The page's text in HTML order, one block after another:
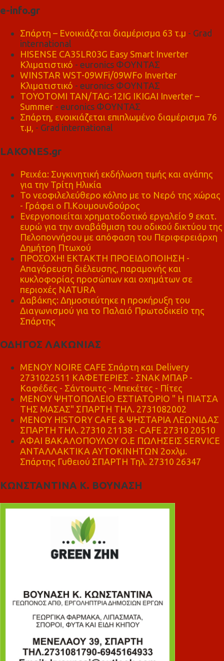
e-info.gr
Σπάρτη – Ενοικιάζεται διαμέρισμα 63 τ.μ - Grad
international
HISENSE CA35LR03G Easy Smart Inverter
Κλιματιστικό - euronics ΦΟΥΝΤΑΣ
WINSTAR WST-09WFi/09WFo Inverter
Κλιματιστικό - euronics ΦΟΥΝΤΑΣ
TOYOTOMI TAN/TAG-12IG IKIGAI Inverter –
Summer - euronics ΦΟΥΝΤΑΣ
Σπάρτη, ενοικιάζεται επιπλωμένο διαμέρισμα 76
τ.μ, - Grad international
LAKONES.gr
Ρειχέα: Συγκινητική εκδήλωση τιμής και αγάπης
για την Τρίτη Ηλικία
Το νεοφιλελεύθερο κόλπο με το Νερό της χώρας
- Γράφει ο Π.Κουμουνδούρος
Ενεργοποιείται χρηματοδοτικό εργαλείο 9 εκατ.
ευρώ για την αναβάθμιση του οδικού δικτύου της
Πελοποννήσου με απόφαση του Περιφερειάρχη
Δημήτρη Πτωχού
ΠΡΟΣΟΧΗ! ΕΚΤΑΚΤΗ ΠΡΟΕΙΔΟΠΟΙΗΣΗ -
Απαγόρευση διέλευσης, παραμονής και
κυκλοφορίας προσώπων και οχημάτων σε
περιοχές NATURA
Δαβάκης: Δημοσιεύτηκε η προκήρυξη του
Διαγωνισμού για το Παλαιό Πρωτοδικείο της
Σπάρτης
ΟΔΗΓΟΣ ΛΑΚΩΝΙΑΣ
MENOY NOIRE CAFE Σπάρτη και Delivery
2731022511 ΚΑΦΕΤΕΡΙΕΣ - ΣΝΑΚ ΜΠΑΡ -
Καφέδες - Σάντουιτς - Μπεκέτες - Πίτες
ΜΕΝΟΥ ΨΗΤΟΠΩΛΕΙΟ ΕΣΤΙΑΤΟΡΙΟ " Η ΠΙΑΤΣΑ
ΤΗΣ ΜΑΣΑΣ" ΣΠΑΡΤΗ ΤΗΛ. 2731082002
ΜΕΝΟΥ HISTORY CAFE & ΨΗΣΤΑΡΙΑ ΛΕΩΝΙΔΑΣ
ΣΠΑΡΤΗ ΤΗΛ. 27310 21138 - CAFE 27310 20510
ΑΦΑΙ ΒΑΚΑΛΟΠΟΥΛΟΥ Ο.Ε ΠΩΛΗΣΕΙΣ SERVICE
ΑΝΤΑΛΛΑΚΤΙΚΑ ΑΥΤΟΚΙΝΗΤΩΝ 2οχλμ.
Σπάρτης Γυθειού ΣΠΑΡΤΗ Τηλ. 27310 26347
ΚΩΝΣΤΑΝΤΙΝΑ Κ. ΒΟΥΝΑΣΗ